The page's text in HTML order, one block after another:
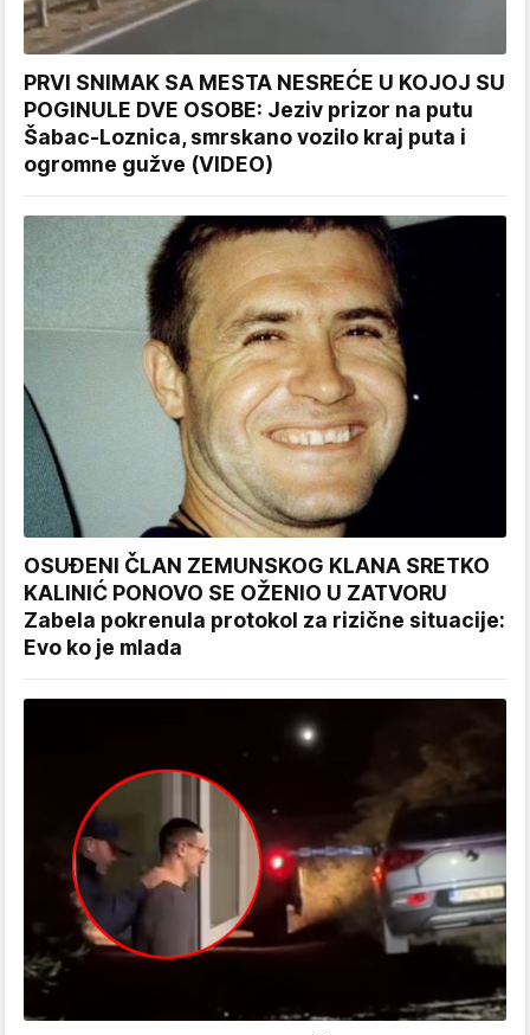
PRVI SNIMAK SA MESTA NESREĆE U KOJOJ SU
POGINULE DVE OSOBE: Jeziv prizor na putu
Šabac-Loznica, smrskano vozilo kraj puta i
ogromne gužve (VIDEO)
OSUĐENI ČLAN ZEMUNSKOG KLANA SRETKO
KALINIĆ PONOVO SE OŽENIO U ZATVORU
Zabela pokrenula protokol za rizične situacije:
Evo ko je mlada